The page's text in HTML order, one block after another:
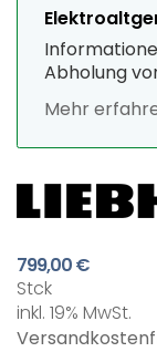
Abholung
Mehr
799,00 €
Stck
inkl. 19% MwSt.